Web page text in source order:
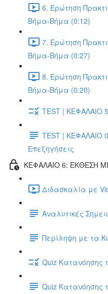
6. Ερώτηση
Βήμα-Βήμα (0:12)
7. Ερώτηση
Βήμα-Βήμα (0:27)
8. Ερώτηση
Βήμα-Βήμα (0:20)
TEST | ΚΕΦΑΛΑΙΟ 5
TEST | ΚΕΦΑΛΑΙΟ
Επεξηγήσεις
ΚΕΦΑΛΑΙΟ 6: ΕΚΘΕΣΗ
Διδασκαλία με
Αναλυτικές
Περίληψη με τα
Quiz Κατανόησης
Quiz Κατανόησης